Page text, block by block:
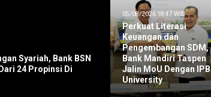
Syariah, Bank BSN
24 Propinsi Di
05/08/2026 18:47 WIB
Perkuat Literasi
Keuangan dan
Pengembangan SDM,
Bank Mandiri Taspen
Jalin MoU Dengan IPB
University